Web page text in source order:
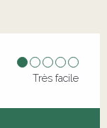
Très facile